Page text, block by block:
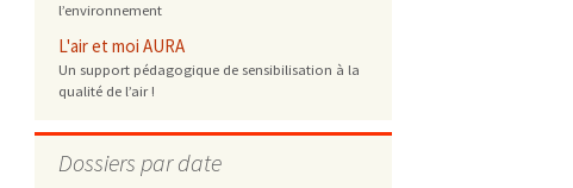
l’environnement
L'air et moi AURA
Un support pédagogique de sensibilisation à la
qualité de l’air !
Dossiers par date